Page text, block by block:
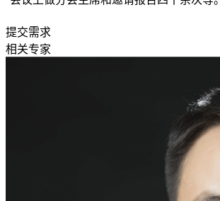
提交需求
相关专家